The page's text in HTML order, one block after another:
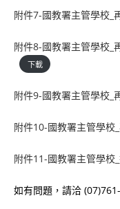
附件7-國教署主管學校_
附件8-國教署主管學校_
下載
附件9-國教署主管學校_
附件10-國教署主管學校
附件11-國教署主管學校
如有問題，請洽